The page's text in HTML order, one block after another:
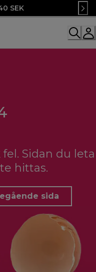
SEK
Sidan du
hittas.
sida